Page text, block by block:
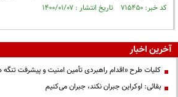
کد خبر: ۷۱۵۴۵۰ تاریخ انتشار : ۱۴۰۰/۰۱/۰۷
آخرین اخبار
کلیات طرح «اقدام راهبردی تأمین امنیت و پیشرفت
بقائی: اوکراین جبران نکند، جبران می‌کنیم